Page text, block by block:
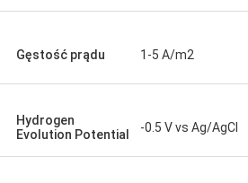
Gęstość prądu 1-5 A/m2
Hydrogen
Evolution Potential
-0.5 V vs Ag/AgCl